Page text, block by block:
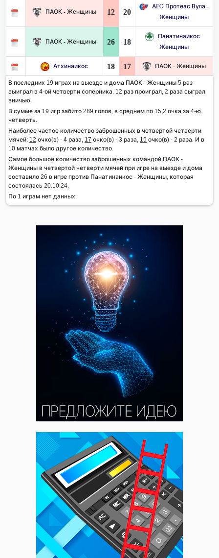
ПАОК - Женщины 12 20
AEO Протеас Вула -
Женщины
ПАОК - Женщины 26 18
Панатинаикос -
Женщины
Атхинаикос 18 17 ПАОК - Женщины
В последних 19 играх на выезде и дома ПАОК - Женщины 5 раз
выиграл в 4-ой четверти соперника. 12 раз проиграл, 2 раза сыграл
вничью.
В сумме за 19 игр забито 289 голов, в среднем по 15,2 очка за 4-ю
четверть.
Наиболее частое количество заброшенных в четвертой четверти
мячей: 12 очко(в) - 4 раза, 17 очко(в) - 3 раза, 15 очко(в) - 2 раза. И в
10 матчах было другое количество.
Самое большое количество заброшенных командой ПАОК -
Женщины в четвертой четверти мячей при игре на выезде и дома
составило 26 в игре против Панатинаикос - Женщины, которая
состоялась 20.10.24.
По 1 играм нет данных.